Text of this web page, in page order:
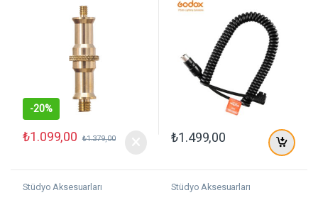
-20%
₺1.099,00 ₺1.379,00 ₺1.499,00
Stüdyo Aksesuarları Stüdyo Aksesuarları